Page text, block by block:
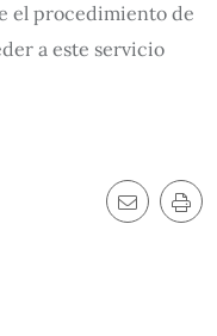
el procedimiento de
a este servicio